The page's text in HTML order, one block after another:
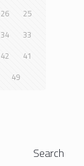
25
26
33
34
41
42
49
Search